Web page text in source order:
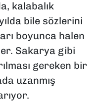
kalabalık
bile sözlerini
boyunca halen
Sakarya gibi
gereken bir
uzanmış